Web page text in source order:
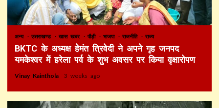
अन्य उत्तराखण्ड खास खबर पौड़ी भाजपा राजनीति राज्य
BKTC के अध्यक्ष हेमंत त्रिवेदी ने अपने गृह जनपद
यमकेश्वर में हरेला पर्व के शुभ अवसर पर किया वृक्षारोपण
Vinay Kainthola 3 weeks ago